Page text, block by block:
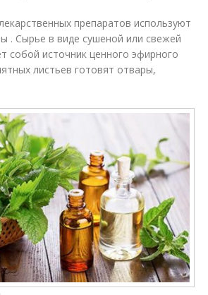
препаратов используют
. Сырье в виде сушеной или свежей
собой источник ценного эфирного
листьев готовят отвары,